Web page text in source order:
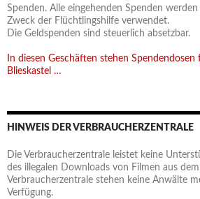
Spenden. Alle eingehenden Spenden
Zweck der Flüchtlingshilfe verwendet.
Die Geldspenden sind steuerlich absetzbar.
In diesen Geschäften stehen
Blieskastel …
HINWEIS DER VERBRAUCHERZENTRALE
Die Verbraucherzentrale leistet keine
des illegalen Downloads von Filmen aus
Verbraucherzentrale stehen keine Anwälte
Verfügung.